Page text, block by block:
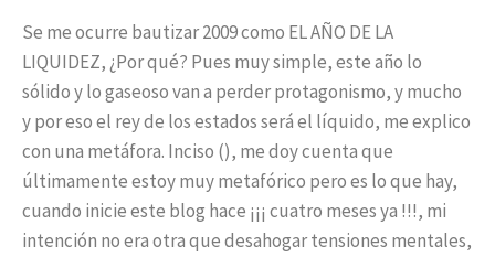
Se me ocurre bautizar 2009 como EL AÑO DE LA
LIQUIDEZ, ¿Por qué? Pues muy simple, este año lo
sólido y lo gaseoso van a perder protagonismo, y mucho
y por eso el rey de los estados será el líquido, me explico
con una metáfora. Inciso (), me doy cuenta que
últimamente estoy muy metafórico pero es lo que hay,
cuando inicie este blog hace ¡¡¡ cuatro meses ya !!!, mi
intención no era otra que desahogar tensiones mentales,